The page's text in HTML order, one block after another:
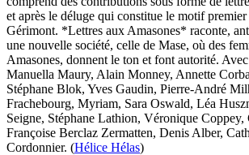
et après le déluge qui constitue le motif
Gérimont. *Lettres aux Amasones* raconte,
une nouvelle société, celle de Mase, où des
Amasones, donnent le ton et font autorité.
Manuella Maury, Alain Monney, Annette
Stéphane Blok, Yves Gaudin, Pierre-André
Frachebourg, Myriam, Sara Oswald, Léa
Seigne, Stéphane Lathion, Véronique Coppey,
Françoise Berclaz Zermatten, Denis Alber,
Cordonnier. (Hélice Hélas)